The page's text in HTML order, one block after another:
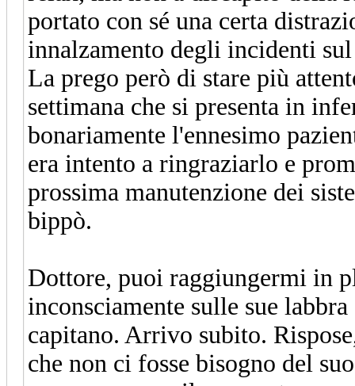
portato con sé una certa
innalzamento degli incidenti
La prego però di stare più
settimana che si presenta in
bonariamente l'ennesimo
era intento a ringraziarlo e
prossima manutenzione dei
bippò.
Dottore, puoi raggiungermi in
inconsciamente sulle sue
capitano. Arrivo subito.
che non ci fosse bisogno del